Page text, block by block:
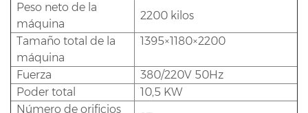
Peso neto de la
máquina
2200 kilos
Tamaño total de la
máquina
1395×1180×2200
Fuerza
380/220V 50Hz
Poder total
10,5 KW
Número de orificios